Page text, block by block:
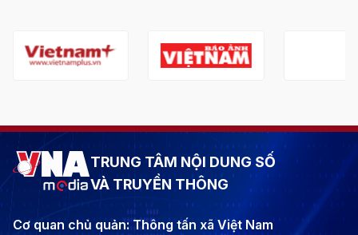
TRUNG TÂM NỘI DUNG SỐ
VÀ TRUYỀN THÔNG
Cơ quan chủ quản: Thông tấn xã Việt Nam